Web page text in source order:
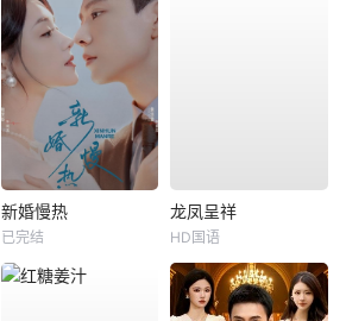
新婚慢热
已完结
龙凤呈祥
HD国语